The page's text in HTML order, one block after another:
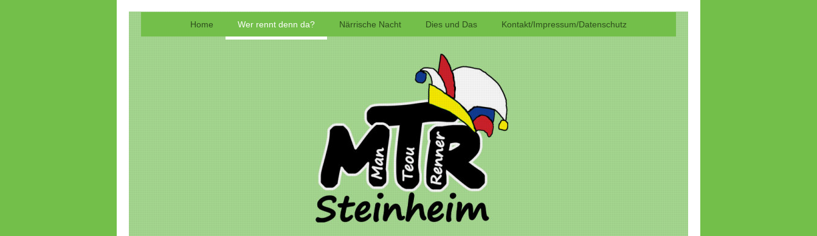
Home Wer rennt denn da? Närrische Nacht Dies und Das Kontakt/Impressum/Datenschutz